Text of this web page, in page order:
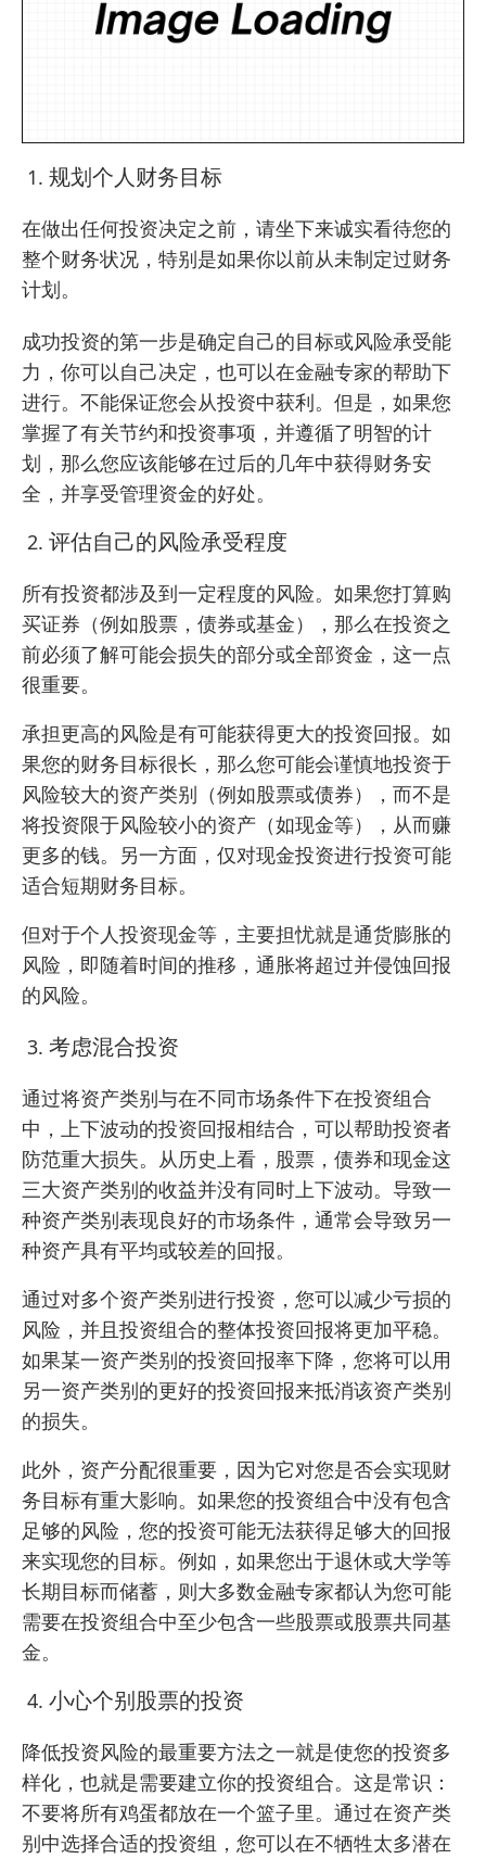
规划个人财务目标
在做出任何投资决定之前，请坐下来诚实看待您的
整个财务状况，特别是如果你以前从未制定过财务
计划。
成功投资的第一步是确定自己的目标或风险承受能
力，你可以自己决定，也可以在金融专家的帮助下
进行。不能保证您会从投资中获利。但是，如果您
掌握了有关节约和投资事项，并遵循了明智的计
划，那么您应该能够在过后的几年中获得财务安
全，并享受管理资金的好处。
评估自己的风险承受程度
所有投资都涉及到一定程度的风险。如果您打算购
买证券（例如股票，债券或基金），那么在投资之
前必须了解可能会损失的部分或全部资金，这一点
很重要。
承担更高的风险是有可能获得更大的投资回报。如
果您的财务目标很长，那么您可能会谨慎地投资于
风险较大的资产类别（例如股票或债券），而不是
将投资限于风险较小的资产（如现金等），从而赚
更多的钱。另一方面，仅对现金投资进行投资可能
适合短期财务目标。
但对于个人投资现金等，主要担忧就是通货膨胀的
风险，即随着时间的推移，通胀将超过并侵蚀回报
的风险。
考虑混合投资
通过将资产类别与在不同市场条件下在投资组合
中，上下波动的投资回报相结合，可以帮助投资者
防范重大损失。从历史上看，股票，债券和现金这
三大资产类别的收益并没有同时上下波动。导致一
种资产类别表现良好的市场条件，通常会导致另一
种资产具有平均或较差的回报。
通过对多个资产类别进行投资，您可以减少亏损的
风险，并且投资组合的整体投资回报将更加平稳。
如果某一资产类别的投资回报率下降，您将可以用
另一资产类别的更好的投资回报来抵消该资产类别
的损失。
此外，资产分配很重要，因为它对您是否会实现财
务目标有重大影响。如果您的投资组合中没有包含
足够的风险，您的投资可能无法获得足够大的回报
来实现您的目标。例如，如果您出于退休或大学等
长期目标而储蓄，则大多数金融专家都认为您可能
需要在投资组合中至少包含一些股票或股票共同基
金。
小心个别股票的投资
降低投资风险的最重要方法之一就是使您的投资多
样化，也就是需要建立你的投资组合。这是常识：
不要将所有鸡蛋都放在一个篮子里。通过在资产类
别中选择合适的投资组，您可以在不牺牲太多潜在